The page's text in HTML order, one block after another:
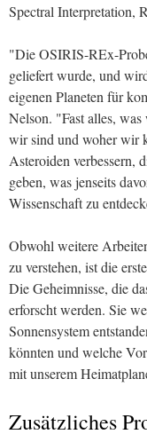
Spectral Interpretation,
"Die OSIRIS-REx-
geliefert wurde, und
eigenen Planeten für
Nelson. "Fast alles,
wir sind und woher wir
Asteroiden verbessern,
geben, was jenseits
Wissenschaft zu
Obwohl weitere
zu verstehen, ist die
Die Geheimnisse, die
erforscht werden. Sie
Sonnensystem
könnten und welche
mit unserem
Zusätzliches